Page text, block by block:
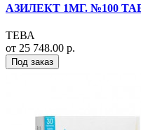
АЗИЛЕКТ 1МГ. №100
ТЕВА
от 25 748.00 р.
Под заказ